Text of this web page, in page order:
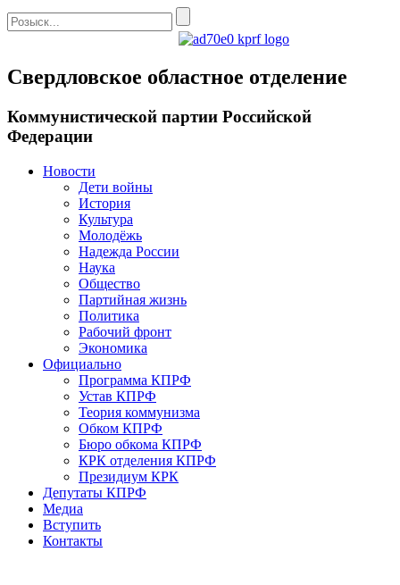
Свердловское областное отделение
Коммунистической партии Российской
Федерации
Новости
Дети войны
История
Культура
Молодёжь
Надежда России
Наука
Общество
Партийная жизнь
Политика
Рабочий фронт
Экономика
Официально
Программа КПРФ
Устав КПРФ
Теория коммунизма
Обком КПРФ
Бюро обкома КПРФ
КРК отделения КПРФ
Президиум КРК
Депутаты КПРФ
Медиа
Вступить
Контакты